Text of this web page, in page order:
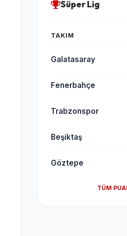
Süper Lig
TAKIM
Galatasaray
Fenerbahçe
Trabzonspor
Beşiktaş
Göztepe
TÜM